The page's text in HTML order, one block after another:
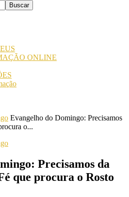
ONLINE
Evangelho do Domingo: Precisamos
o...
Precisamos da
que procura o Rosto